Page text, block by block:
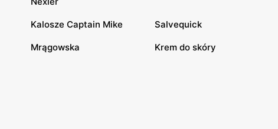
Kalosze Captain Mike Salvequick
Mrągowska Krem do skóry